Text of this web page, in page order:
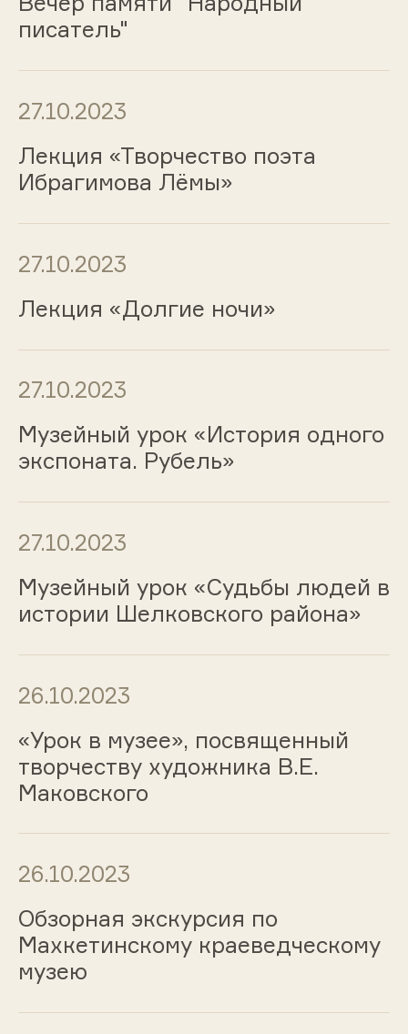
писатель"
27.10.2023
Лекция «Творчество поэта
Ибрагимова Лёмы»
27.10.2023
Лекция «Долгие ночи»
27.10.2023
Музейный урок «История одного
экспоната. Рубель»
27.10.2023
Музейный урок «Судьбы людей в
истории Шелковского района»
26.10.2023
«Урок в музее», посвященный
творчеству художника В.Е.
Маковского
26.10.2023
Обзорная экскурсия по
Махкетинскому краеведческому
музею